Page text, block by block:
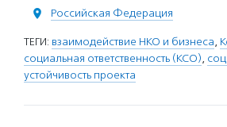
Российская Федерация
ТЕГИ: взаимодействие НКО и бизнеса,
социальная ответственность (КСО),
устойчивость проекта